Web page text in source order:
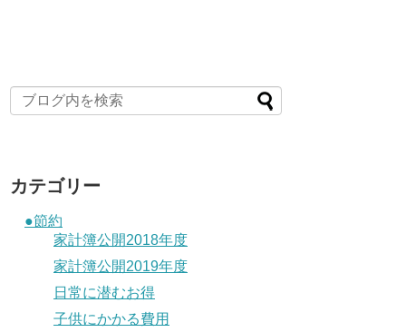
カテゴリー
●節約
家計簿公開2018年度
家計簿公開2019年度
日常に潜むお得
子供にかかる費用